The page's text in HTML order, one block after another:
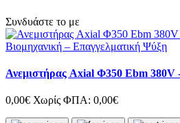
Συνδυάστε το με
Ανεμιστήρας Axial Φ350 Ebm 380V
0,00€ Χωρίς ΦΠΑ: 0,00€